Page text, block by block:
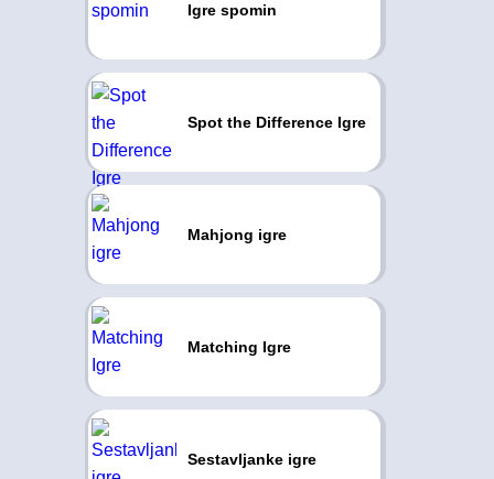
Igre spomin
Spot the Difference Igre
Mahjong igre
Matching Igre
Sestavljanke igre